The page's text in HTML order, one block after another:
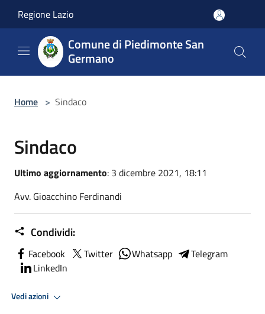
Regione Lazio
Comune di Piedimonte San
Germano
Home > Sindaco
Sindaco
Ultimo aggiornamento: 3 dicembre 2021, 18:11
Avv. Gioacchino Ferdinandi
Condividi:
Facebook Twitter Whatsapp
Telegram
LinkedIn
Vedi azioni